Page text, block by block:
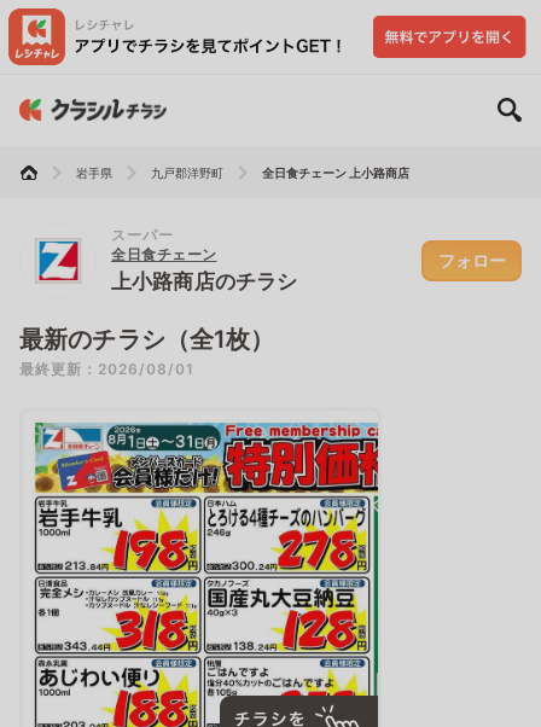
岩手県 九戸郡洋野町 全日食チェーン 上小路商店
スーパー
全日食チェーン
上小路商店のチラシ
フォロー
最新のチラシ（全1枚）
最終更新：2026/08/01